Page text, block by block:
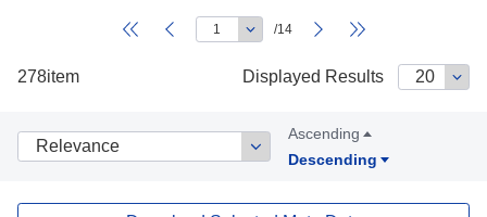
278item Displayed Results
/14
Ascending
Descending